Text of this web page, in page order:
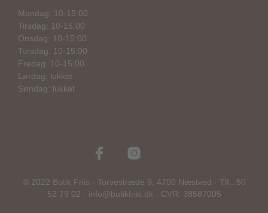
Mandag: 10-15:00
Tirsdag: 10-15:00
Onsdag: 10-15:00
Torsdag: 10-15:00
Fredag: 10-15:00
Lørdag: lukket
Søndag: lukket
© 2022 Butik Friis · Torvestræde 9, 4700 Næstved · Tlf.: 50
52 79 02 · info@butikfriis.dk · CVR: 38587005